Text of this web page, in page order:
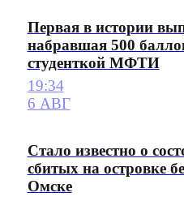
Первая в истории
набравшая 500
студенткой МФТИ
19:34
6 АВГ
Стало известно о
сбитых на островке
Омске